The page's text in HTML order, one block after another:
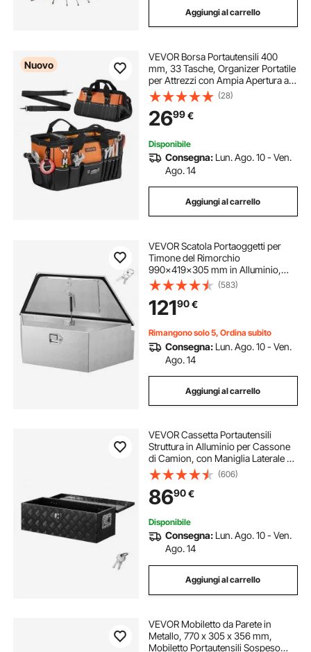
Aggiungi al carrello
Nuovo
VEVOR Borsa Portautensili 400
mm, 33 Tasche, Organizer Portatile
per Attrezzi con Ampia Apertura a
Cerniera, Manico Comodo e
Tracolla Regolabile, Resistente
all’Acqua, Ideale per Fai da Te e
Cantiere
(28)
2699€
Disponibile
Consegna: Lun. Ago. 10 - Ven.
Ago. 14
Aggiungi al carrello
VEVOR Scatola Portaoggetti per
Timone del Rimorchio
990x419x305 mm in Alluminio,
Cassone Portautensili per
Rimorchio Capacità di Carico 50 kg
Scatola di Stoccaggio per Attrezzi
per Camion SUV
(583)
12190€
Rimangono solo 5, Ordina subito
Consegna: Lun. Ago. 10 - Ven.
Ago. 14
Aggiungi al carrello
VEVOR Cassetta Portautensili
Struttura in Alluminio per Cassone
di Camion, con Maniglia Laterale e
Chiavi di Blocco, Organizzatore per
Rimorchi, Camper, 76,2 x 330,2 x
243,84 mm, Nero
(606)
8690€
Disponibile
Consegna: Lun. Ago. 10 - Ven.
Ago. 14
Aggiungi al carrello
VEVOR Mobiletto da Parete in
Metallo, 770 x 305 x 356 mm,
Mobiletto Portautensili Sospeso